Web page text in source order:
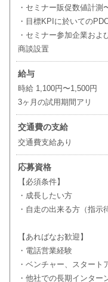
・セミナー販促数値計測
・目標KPIに於いての
・セミナー参加企業お
商談設置
給与
時給 1,100円〜1,500円
3ヶ月の試用期間アリ
交通費の支給
交通費支給あり
応募資格
【必須条件】
・成長したい方
・自走の出来る方（指示
【あればなお歓迎】
・電話営業経験
・ベンチャー、スタート
・他社での長期インター